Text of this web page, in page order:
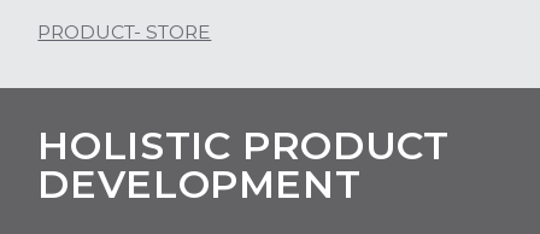
PRODUCT- STORE
HOLISTIC PRODUCT
DEVELOPMENT